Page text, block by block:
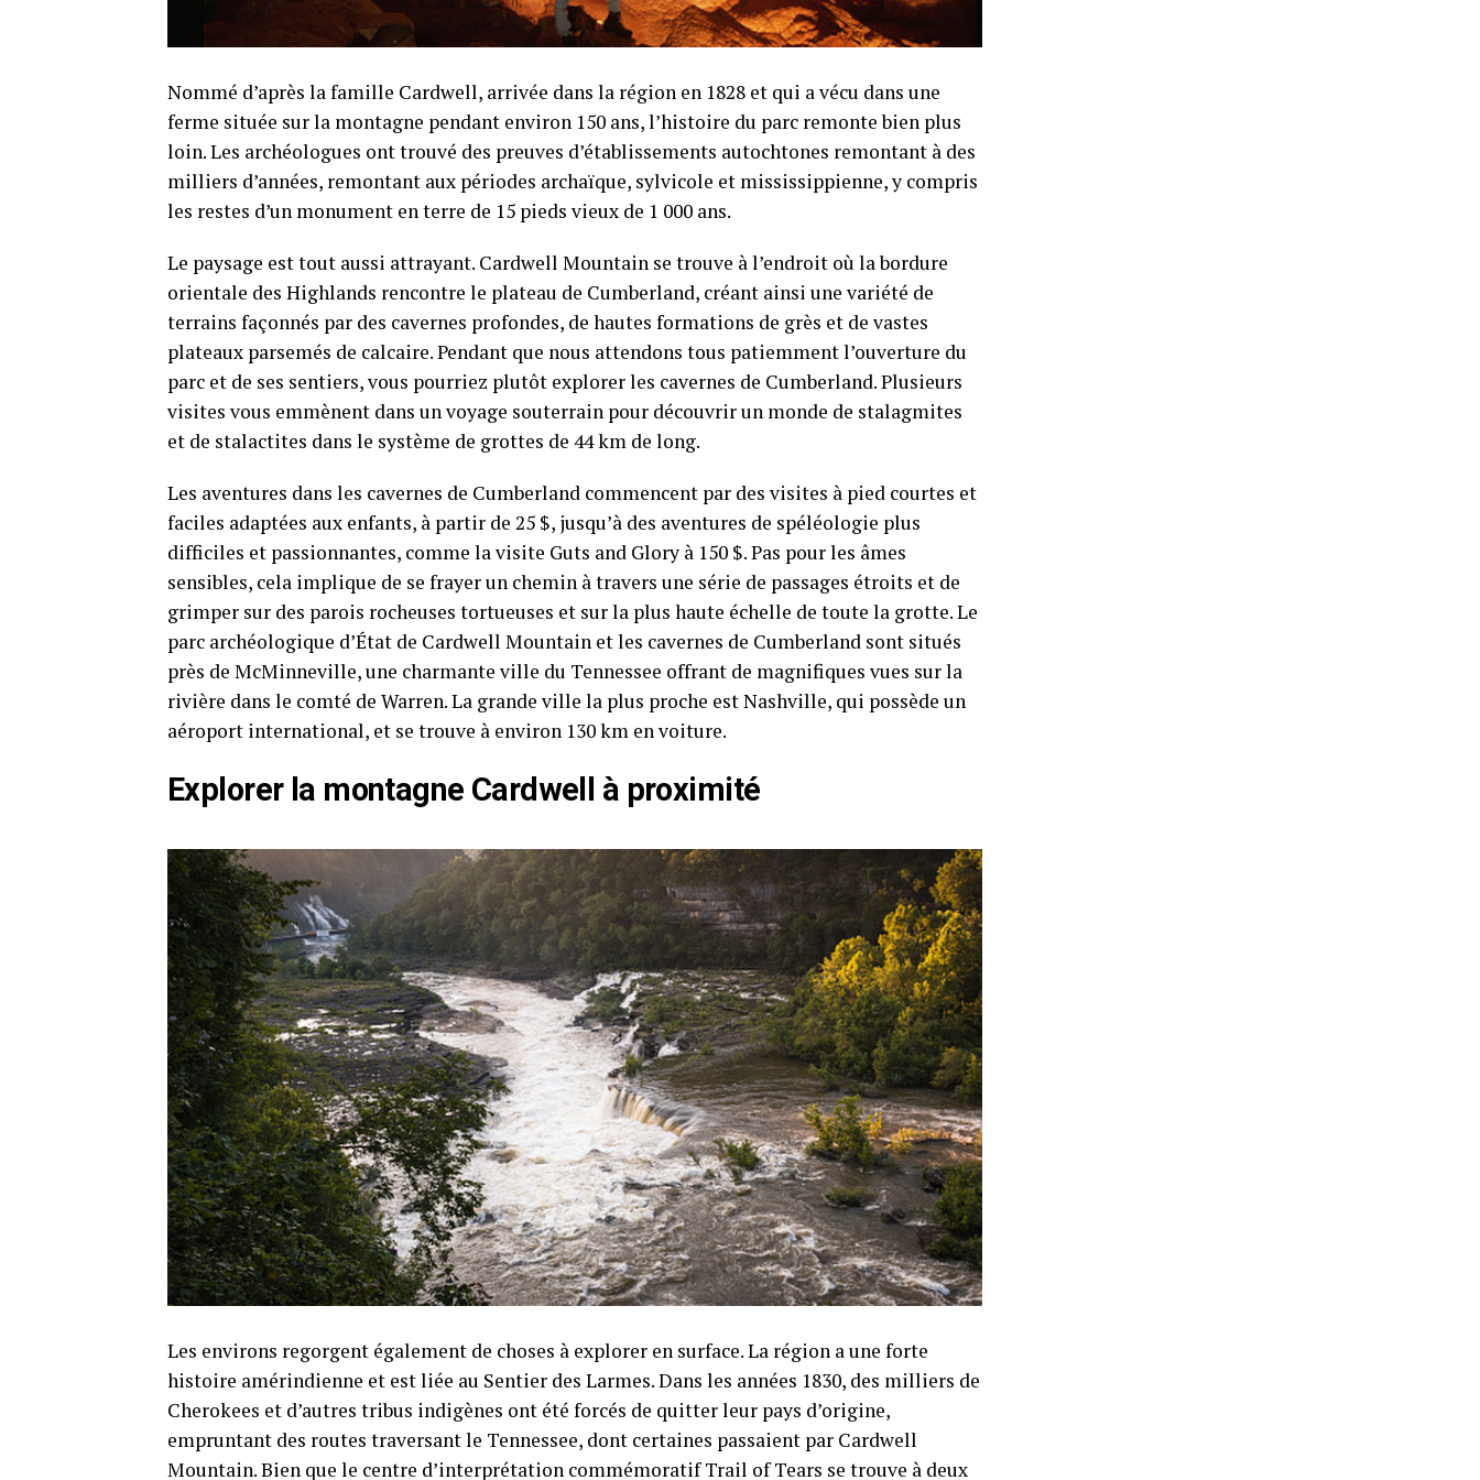
Nommé d’après la famille Cardwell, arrivée dans la région en 1828 et qui a vécu dans une
ferme située sur la montagne pendant environ 150 ans, l’histoire du parc remonte bien plus
loin. Les archéologues ont trouvé des preuves d’établissements autochtones remontant à des
milliers d’années, remontant aux périodes archaïque, sylvicole et mississippienne, y compris
les restes d’un monument en terre de 15 pieds vieux de 1 000 ans.
Le paysage est tout aussi attrayant. Cardwell Mountain se trouve à l’endroit où la bordure
orientale des Highlands rencontre le plateau de Cumberland, créant ainsi une variété de
terrains façonnés par des cavernes profondes, de hautes formations de grès et de vastes
plateaux parsemés de calcaire. Pendant que nous attendons tous patiemment l’ouverture du
parc et de ses sentiers, vous pourriez plutôt explorer les cavernes de Cumberland. Plusieurs
visites vous emmènent dans un voyage souterrain pour découvrir un monde de stalagmites
et de stalactites dans le système de grottes de 44 km de long.
Les aventures dans les cavernes de Cumberland commencent par des visites à pied courtes et
faciles adaptées aux enfants, à partir de 25 $, jusqu’à des aventures de spéléologie plus
difficiles et passionnantes, comme la visite Guts and Glory à 150 $. Pas pour les âmes
sensibles, cela implique de se frayer un chemin à travers une série de passages étroits et de
grimper sur des parois rocheuses tortueuses et sur la plus haute échelle de toute la grotte. Le
parc archéologique d’État de Cardwell Mountain et les cavernes de Cumberland sont situés
près de McMinneville, une charmante ville du Tennessee offrant de magnifiques vues sur la
rivière dans le comté de Warren. La grande ville la plus proche est Nashville, qui possède un
aéroport international, et se trouve à environ 130 km en voiture.
Explorer la montagne Cardwell à proximité
Les environs regorgent également de choses à explorer en surface. La région a une forte
histoire amérindienne et est liée au Sentier des Larmes. Dans les années 1830, des milliers de
Cherokees et d’autres tribus indigènes ont été forcés de quitter leur pays d’origine,
empruntant des routes traversant le Tennessee, dont certaines passaient par Cardwell
Mountain. Bien que le centre d’interprétation commémoratif Trail of Tears se trouve à deux